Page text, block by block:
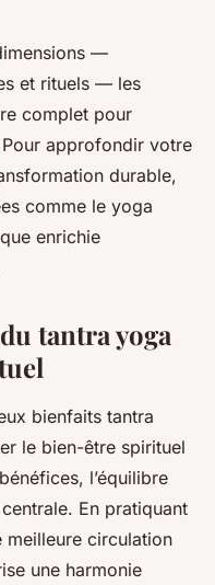
—
et rituels — les
complet pour
Pour approfondir votre
durable,
comme le yoga
enrichie
tantra yoga
bienfaits tantra
le bien-être spirituel
l’équilibre
En pratiquant
meilleure circulation
une harmonie